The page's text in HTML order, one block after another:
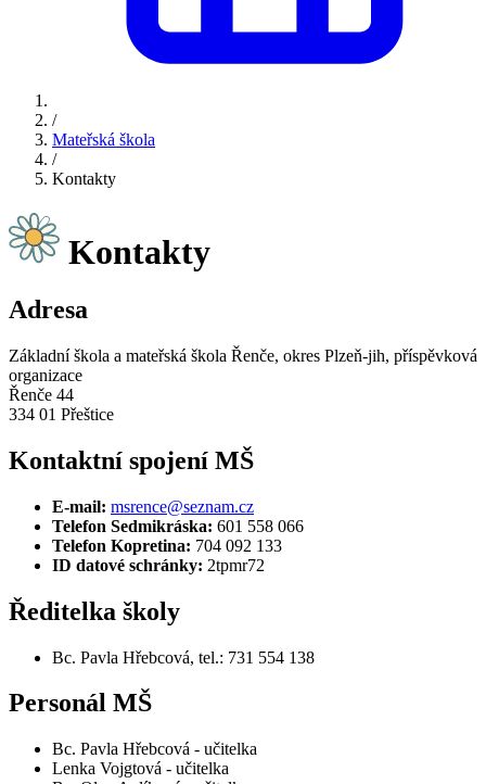
/
Mateřská škola
/
Kontakty
Kontakty
Adresa
Základní škola a mateřská škola Řenče, okres Plzeň-jih, příspěvková
organizace
Řenče 44
334 01 Přeštice
Kontaktní spojení MŠ
E-mail: msrence@seznam.cz
Telefon Sedmikráska: 601 558 066
Telefon Kopretina: 704 092 133
ID datové schránky: 2tpmr72
Ředitelka školy
Bc. Pavla Hřebcová, tel.: 731 554 138
Personál MŠ
Bc. Pavla Hřebcová - učitelka
Lenka Vojgtová - učitelka